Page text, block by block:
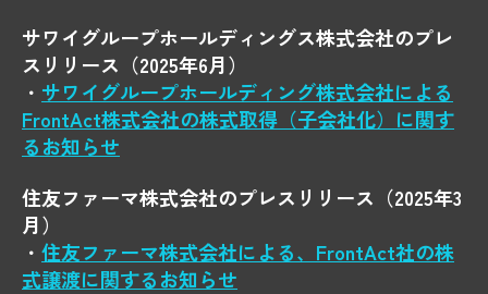
サワイグループホールディングス株式会社のプレ
スリリース（2025年6月）
・ サワイグループホールディング株式会社による
FrontAct株式会社の株式取得（子会社化）に関す
るお知らせ
住友ファーマ株式会社のプレスリリース（2025年3
月）
・ 住友ファーマ株式会社による、FrontAct社の株
式譲渡に関するお知らせ